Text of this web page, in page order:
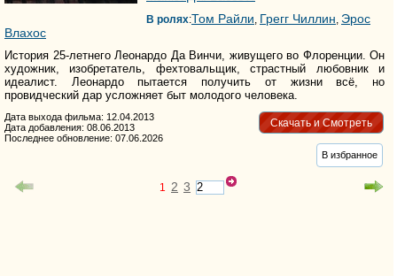
В ролях:Том Райли, Грегг Чиллин, Эрос
Влахос
История 25-летнего Леонардо Да Винчи, живущего во Флоренции. Он
художник, изобретатель, фехтовальщик, страстный любовник и
идеалист. Леонардо пытается получить от жизни всё, но
провидческий дар усложняет быт молодого человека.
Скачать и Смотреть
Дата выхода фильма: 12.04.2013
Дата добавления: 08.06.2013
Последнее обновление: 07.06.2026
В избранное
1 2 3